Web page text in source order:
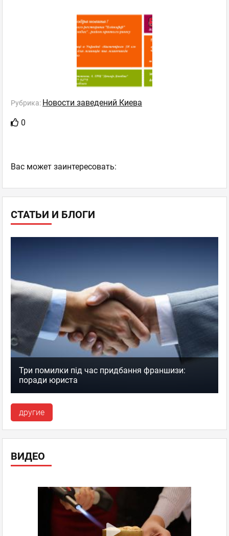
СТАТЬИ И БЛОГИ
Три помилки під час придбання франшизи:
поради юриста
другие
ВИДЕО
Рубрика: Новости заведений Киева
0
Ваc может заинтересовать: